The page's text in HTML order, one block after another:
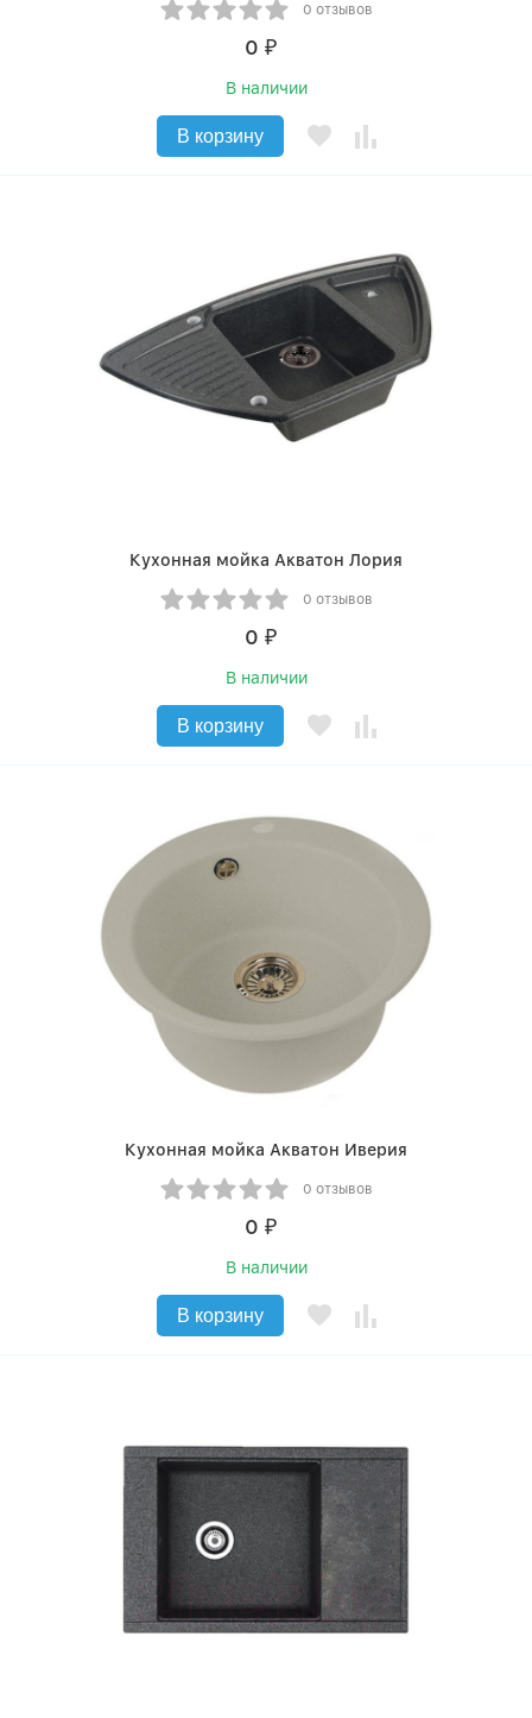
0 отзывов
0 ₽
В наличии
В корзину
Кухонная мойка Акватон Лория
0 отзывов
0 ₽
В наличии
В корзину
Кухонная мойка Акватон Иверия
0 отзывов
0 ₽
В наличии
В корзину